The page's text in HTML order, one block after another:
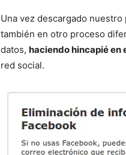
Una vez descargado
también en otro proceso
datos, haciendo hincapié en
red social.